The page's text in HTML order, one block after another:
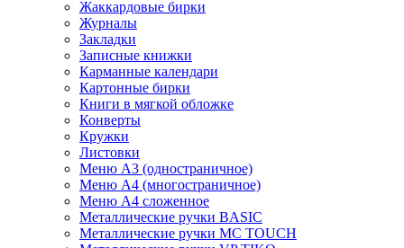
Жаккардовые бирки
Журналы
Закладки
Записные книжки
Карманные календари
Картонные бирки
Книги в мягкой обложке
Конверты
Кружки
Листовки
Меню A3 (одностраничное)
Меню A4 (многостраничное)
Меню A4 сложенное
Металлические ручки BASIC
Металлические ручки MC TOUCH